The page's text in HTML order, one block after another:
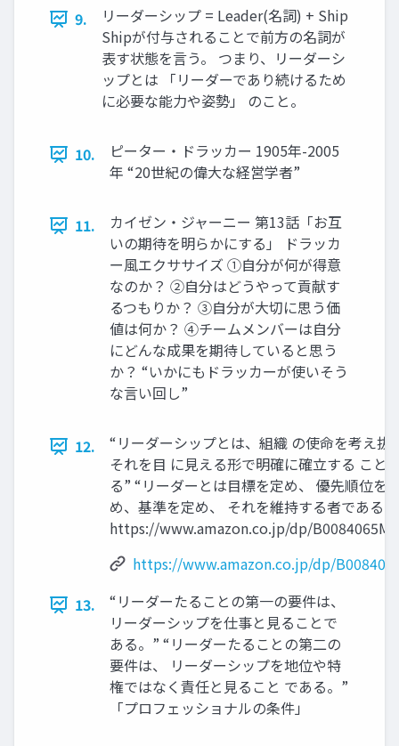
9.
リーダーシップ = Leader(名詞) + Ship
Shipが付与されることで前⽅の名詞が
表す状態を⾔う。 つまり、リーダーシ
ップとは 「リーダーであり続けるため
に必要な能⼒や姿勢」 のこと。
10.
ピーター・ドラッカー 1905年-2005
年 “20世紀の偉⼤な経営学者”
11.
カイゼン・ジャーニー 第13話「お互
いの期待を明らかにする」 ドラッカ
ー⾵エクササイズ ①⾃分が何が得意
なのか？ ②⾃分はどうやって貢献す
るつもりか？ ③⾃分が⼤切に思う価
値は何か？ ④チームメンバーは⾃分
にどんな成果を期待していると思う
か？ “いかにもドラッカーが使いそう
な⾔い回し”
12.
“リーダーシップとは、組織 の使命を考え抜
それを⽬ に⾒える形で明確に確⽴する こと
る” “リーダーとは⽬標を定め、 優先順位を
め、基準を定め、 それを維持する者である”
https://www.amazon.co.jp/dp/
https://www.amazon.co.jp/dp/
13.
“リーダーたることの第⼀の要件は、
リーダーシップを仕事と⾒ることで
ある。” “リーダーたることの第⼆の
要件は、 リーダーシップを地位や特
権ではなく責任と⾒ること である。”
「プロフェッショナルの条件」